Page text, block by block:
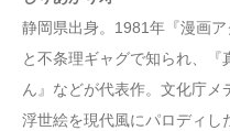
静岡県出身。1981年『漫画
と不条理ギャグで知られ、『
ん』などが代表作。文化庁メ
浮世絵を現代風にパロディし